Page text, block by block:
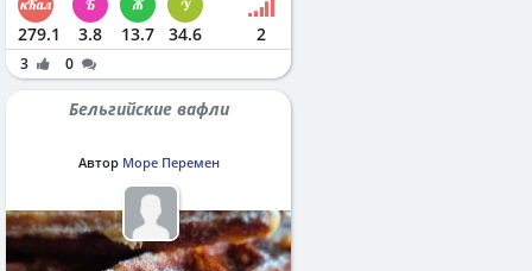
279.1 3.8 13.7 34.6 2
3 0
Бельгийские вафли
Автор Море Перемен